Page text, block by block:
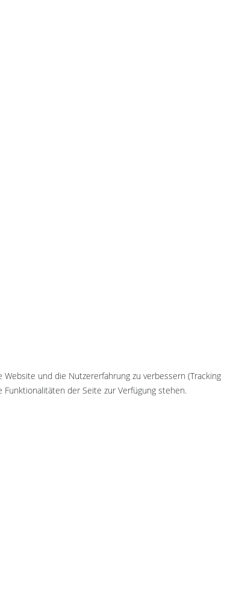
und die Nutzererfahrung zu verbessern (Tracking
der Seite zur Verfügung stehen.